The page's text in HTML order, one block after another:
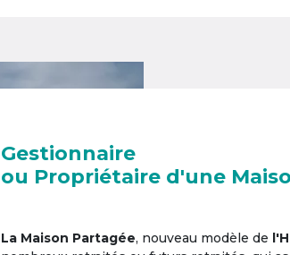
Gestionnaire
ou Propriétaire d'une
La Maison Partagée, nouveau modèle de